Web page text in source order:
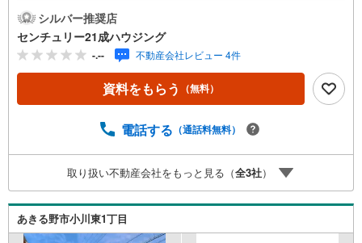
件！住宅性能表示W取得！センチュリー21成ハウジングで
は、武蔵村山市をはじめ、立川市・昭島市・東大和市・瑞
穂町・羽村市・あきる野市・福生市など周辺の地域も情報
が盛りだくさん。ネットに掲載できない物件も多数ござい
ますので、こちらの物件と一緒にご紹介させていただきま
す。写真がまだ撮れていない物件に関しまして、希望があ
など写真が見たい方はお申し付けください。お気軽にお問
シルバー推奨店
センチュリー21成ハウジング
-.-- 不動産会社レビュー 4件
資料をもらう （無料）
電話する （通話料無料）
取り扱い不動産会社をもっと見る（全3社）
あきる野市小川東1丁目